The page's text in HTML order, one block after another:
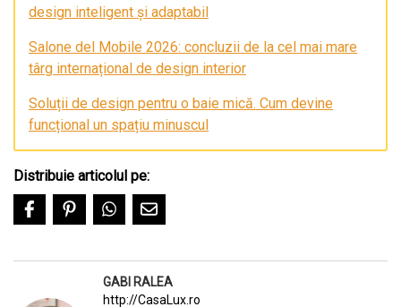
design inteligent și adaptabil
Salone del Mobile 2026: concluzii de la cel mai mare
târg internațional de design interior
Soluții de design pentru o baie mică. Cum devine
funcțional un spațiu minuscul
Distribuie articolul pe:
GABI RALEA
http://CasaLux.ro